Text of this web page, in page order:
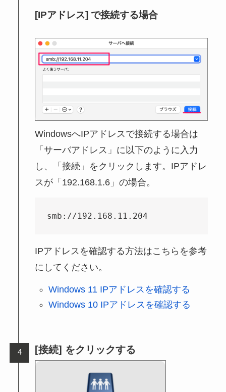
[IPアドレス] で接続する場合
WindowsへIPアドレスで接続する場合は
「サーバアドレス」に以下のように入力
し、「接続」をクリックします。IPアドレ
スが「192.168.1.6」の場合。
smb://192.168.11.204
IPアドレスを確認する方法はこちらを参考
にしてください。
Windows 11 IPアドレスを確認する
Windows 10 IPアドレスを確認する
[接続] をクリックする